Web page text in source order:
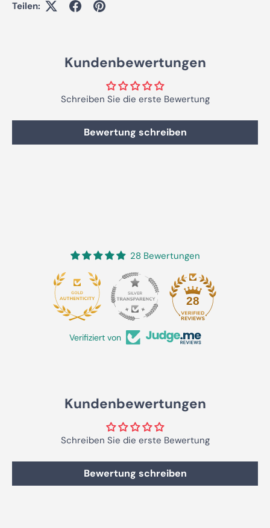
Teilen:
Kundenbewertungen
Schreiben Sie die erste Bewertung
Bewertung schreiben
28 Bewertungen
28
Verifiziert von
Kundenbewertungen
Schreiben Sie die erste Bewertung
Bewertung schreiben